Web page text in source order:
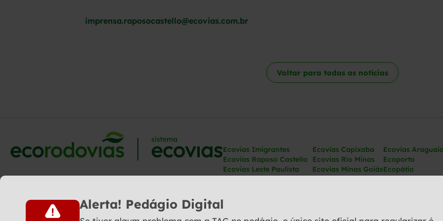
imprensa.raposocastello@ecovias.com.br
Voltar para todas as notícias
Ecovias Imigrantes
Ecovias Raposo Castello
Ecovias Leste Paulista
Ecovias Capixaba
Ecovias Rio Minas
Ecovias Minas Goiás
Ecovias
Ecoporto
Ecopátio
Alerta! Pedágio Digital